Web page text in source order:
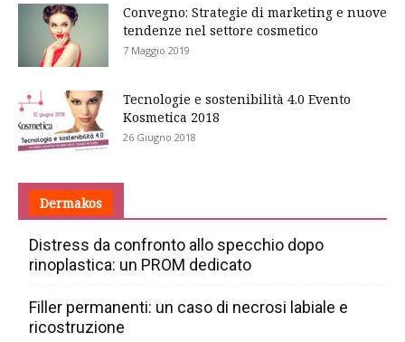
Convegno: Strategie di marketing e nuove
tendenze nel settore cosmetico
7 Maggio 2019
Tecnologie e sostenibilità 4.0 Evento
Kosmetica 2018
26 Giugno 2018
Dermakos
Distress da confronto allo specchio dopo
rinoplastica: un PROM dedicato
Filler permanenti: un caso di necrosi labiale e
ricostruzione